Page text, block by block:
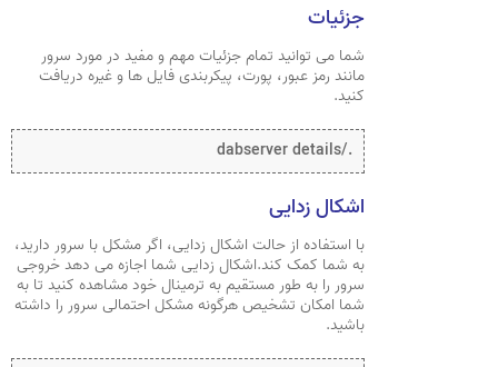
جزئیات
شما می توانید تمام جزئیات مهم و مفید در مورد سرور
مانند رمز عبور، پورت، پیکربندی فایل ها و غیره دریافت
کنید.
./dabserver details
اشکال زدایی
با استفاده از حالت اشکال زدایی، اگر مشکل با سرور دارید،
به شما کمک کند.اشکال زدایی شما اجازه می دهد خروجی
سرور را به طور مستقیم به ترمینال خود مشاهده کنید تا به
شما امکان تشخیص هرگونه مشکل احتمالی سرور را داشته
باشید.